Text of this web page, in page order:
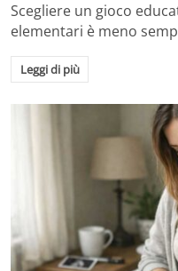
Scegliere un gioco
elementari è meno
Leggi di più